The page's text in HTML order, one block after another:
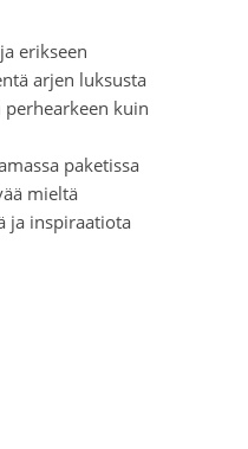
erikseen
arjen luksusta
kuin
paketissa
mieltä
ja inspiraatiota